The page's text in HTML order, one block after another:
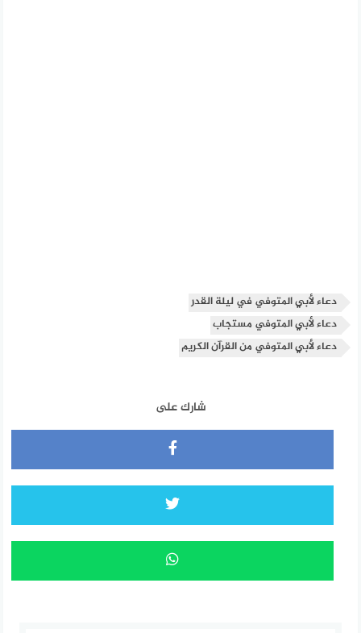
دعاء لأبي المتوفي في ليلة القدر
دعاء لأبي المتوفي مستجاب
دعاء لأبي المتوفي من القرآن الكريم
شارك على